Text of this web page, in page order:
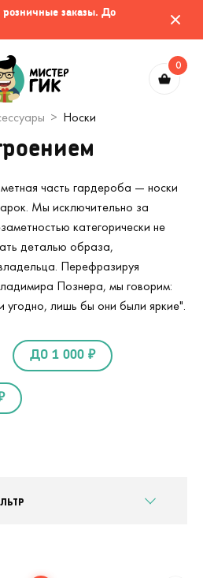
заказы. До
0
Носки
часть гардероба — носки
Мы исключительно за
категорически не
деталью образа,
Перефразируя
Познера, мы говорим:
угодно, лишь бы они были яркие".
ДО 1 000 ₽